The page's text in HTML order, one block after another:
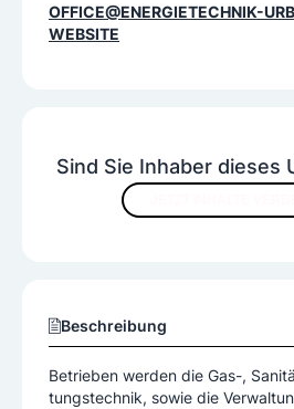
Lüftungsanlagen
Solaranlagen
Sind Sie Inhaber dieses
Beschreibung
Betrieben werden die Gas-,
tungstechnik, sowie die
OFFICE@ENERGIETECHNIK-
WEBSITE